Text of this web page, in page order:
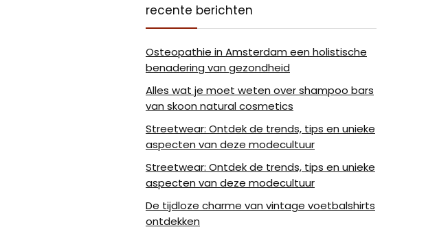
recente berichten
Osteopathie in Amsterdam een holistische
benadering van gezondheid
Alles wat je moet weten over shampoo bars
van skoon natural cosmetics
Streetwear: Ontdek de trends, tips en unieke
aspecten van deze modecultuur
Streetwear: Ontdek de trends, tips en unieke
aspecten van deze modecultuur
De tijdloze charme van vintage voetbalshirts
ontdekken